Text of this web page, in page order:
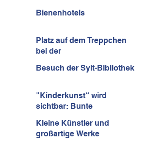
Bienenhotels
Platz auf dem Treppchen
bei der
Besuch der Sylt-Bibliothek
"Kinderkunst“ wird
sichtbar: Bunte
den Rathauspark!
Kleine Künstler und
großartige Werke